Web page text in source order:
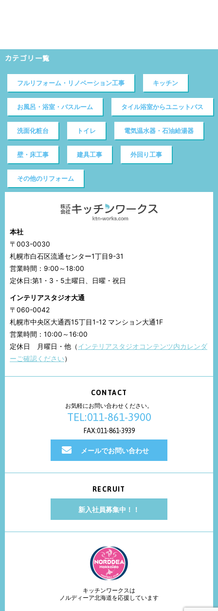
カテゴリ一覧
フルリフォーム・リノベーション工事 キッチン
お風呂・浴室・バスルーム タイル浴室からユニットバス
洗面化粧台 トイレ 電気温水器・石油給湯器
壁・床工事 建具工事 外回り工事
その他のリフォーム
本社
〒003-0030
札幌市白石区流通センター1丁目9-31
営業時間：9:00～18:00
定休日:第1・3・5土曜日、日曜・祝日
インテリアスタジオ大通
〒060-0042
札幌市中央区大通西15丁目1-12 マンション大通1F
営業時間：10:00～16:00
定休日 月曜日・他（インテリアスタジオコンテンツ内カレンダ
ーご確認ください）
CONTACT
お気軽にお問い合わせください。
TEL:011-861-3900
FAX:011-861-3939
メールでお問い合わせ
RECRUIT
新入社員募集中！！
キッチンワークスは
ノルディーア北海道を応援しています